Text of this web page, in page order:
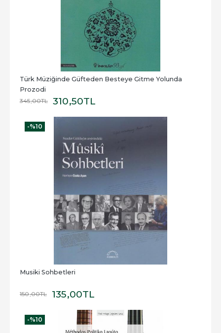
Türk Müziğinde Güfteden Besteye Gitme Yolunda
Prozodi
345,00TL 310,50TL
-%10
Musiki Sohbetleri
150,00TL 135,00TL
-%10